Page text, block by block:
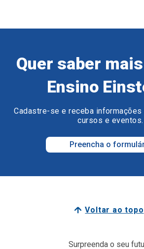
Quer saber
Ensino
Cadastre-se e receba
cursos e eventos.
Preencha o
Voltar ao topo
Surpreenda o seu